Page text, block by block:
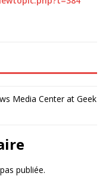
Media Center at Geek
publiée.